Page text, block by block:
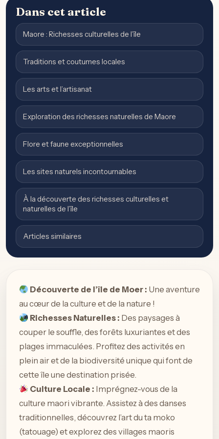
Dans cet article
Maore : Richesses culturelles de l’île
Traditions et coutumes locales
Les arts et l’artisanat
Exploration des richesses naturelles de Maore
Flore et faune exceptionnelles
Les sites naturels incontournables
À la découverte des richesses culturelles et
naturelles de l’île
Articles similaires
Découverte de l’île de Moer : Une aventure
au cœur de la culture et de la nature !
Richesses Naturelles : Des paysages à
couper le souffle, des forêts luxuriantes et des
plages immaculées. Profitez des activités en
plein air et de la biodiversité unique qui font de
cette île une destination prisée.
Culture Locale : Imprégnez-vous de la
culture maori vibrante. Assistez à des danses
traditionnelles, découvrez l’art du ta moko
(tatouage) et explorez des villages maoris